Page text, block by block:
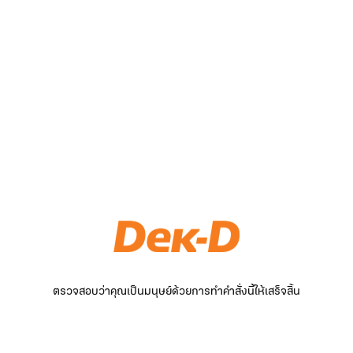
ตรวจสอบว่าคุณเป็นมนุษย์ด้วยการทำคำสั่งนี้ให้เสร็จสิ้น